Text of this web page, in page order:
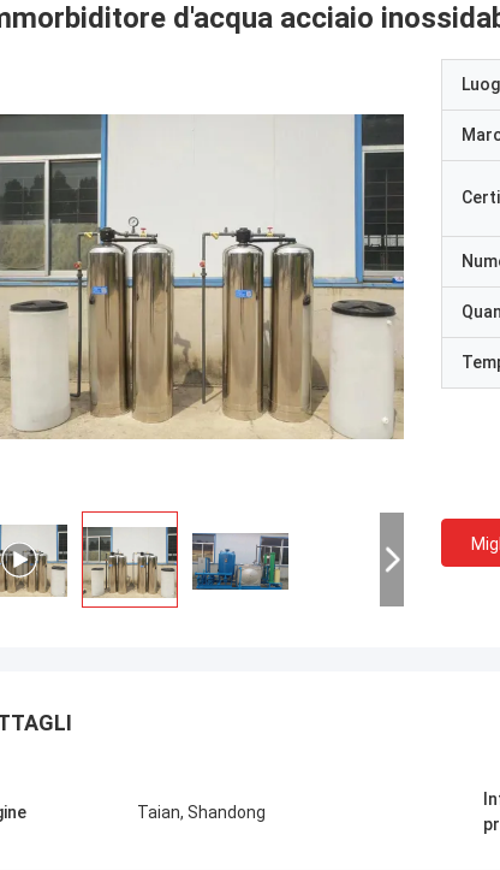
d'acqua acciaio
Taian, Shandong